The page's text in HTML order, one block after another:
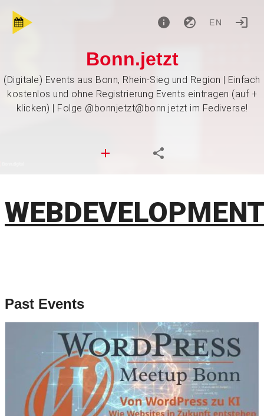
EN
Bonn.jetzt
(Digitale) Events aus Bonn, Rhein-Sieg und Region | Einfach
kostenlos und ohne Registrierung Events eintragen (auf +
klicken) | Folge @bonnjetzt@bonn.jetzt im Fediverse!
Past Events